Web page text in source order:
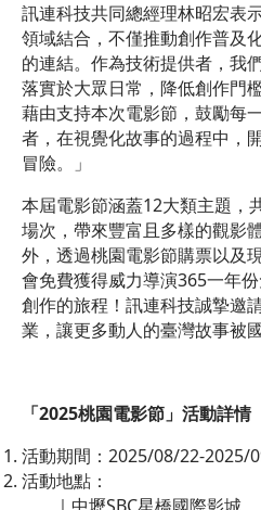
訊連科技共同總經理林昭宏表
領域結合，不僅推動創作普及
的連結。作為技術提供者，我
落實於大眾日常，降低創作門
藉由支持本次電影節，鼓勵每
者，在視覺化故事的過程中，
冒險。」
本屆電影節涵蓋12大類主題，
場次，帶來豐富且多樣的觀影
外，透過桃園電影節購票以及
會免費獲得威力導演365一年
創作的旅程！訊連科技誠摯邀
業，讓更多動人的臺灣故事被國
「2025桃園電影節」活動詳情
活動期間：2025/08/22-2025/
活動地點：